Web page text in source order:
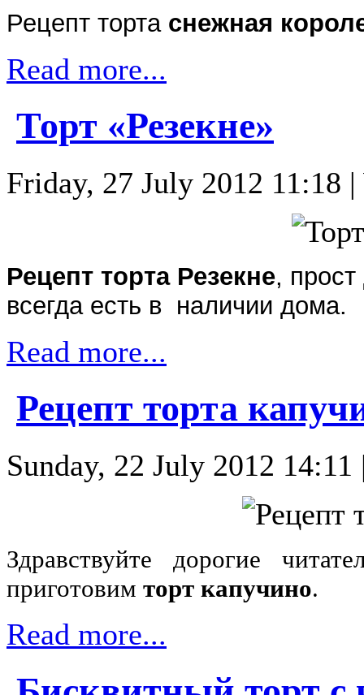
Рецепт тортаснежная
Read more...
Торт «Резекне»
Friday, 27 July 2012
Рецепт торта Резекне,
всегда есть в наличии дома.
Read more...
Рецепт торта
Sunday, 22 July 2012
Здравствуйте дорогие
приготовим торт капучино.
Read more...